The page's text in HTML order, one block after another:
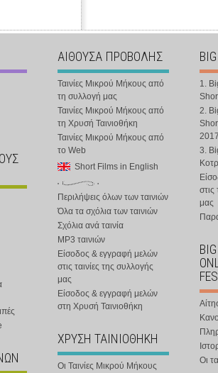
ΑΙΘΟΥΣΑ ΠΡΟΒΟΛΗΣ
Ταινίες Μικρού Μήκους από
τη συλλογή μας
Ταινίες Μικρού Μήκους από
τη Χρυσή Ταινιοθήκη
Ταινίες Μικρού Μήκους από
το Web
Short Films in English
Περιλήψεις όλων των ταινιών
Όλα τα σχόλια των ταινιών
Σχόλια ανά ταινία
MP3 ταινιών
Είσοδος & εγγραφή μελών
στις ταινίες της συλλογής
μας
Είσοδος & εγγραφή μελών
στη Χρυσή Ταινιοθήκη
ΧΡΥΣΗ ΤΑΙΝΙΟΘΗΚΗ
Οι Ταινίες Μικρού Μήκους
1.
2.
3.
στις
μας
Οι